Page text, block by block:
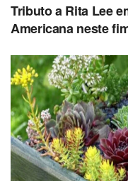
Tributo a Rita Lee
Americana neste